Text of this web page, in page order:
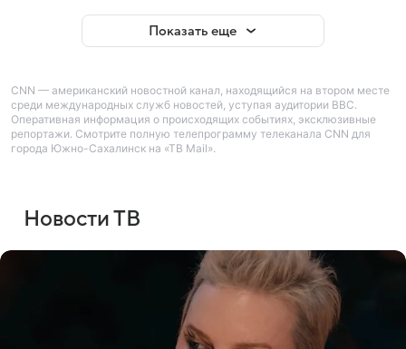
Показать еще
CNN — американский новостной канал, находящийся на втором месте
среди международных служб новостей, уступая аудитории BBC.
Оперативная информация о происходящих событиях, эксклюзивные
репортажи. Смотрите полную телепрограмму телеканала CNN для
города Южно-Сахалинск на «ТВ Mail».
Новости ТВ